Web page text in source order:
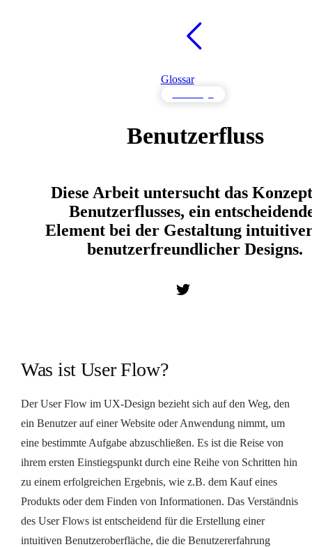
Glossar
Benutzerfluss
Diese Arbeit untersucht das
Benutzerflusses, ein
Element bei der Gestaltung
benutzerfreundlicher Designs.
Was ist User Flow?
Der User Flow im UX-Design bezieht sich auf den Weg, den
ein Benutzer auf einer Website oder Anwendung nimmt, um
eine bestimmte Aufgabe abzuschließen. Es ist die Reise von
ihrem ersten Einstiegspunkt durch eine Reihe von Schritten hin
zu einem erfolgreichen Ergebnis, wie z.B. dem Kauf eines
Produkts oder dem Finden von Informationen. Das Verständnis
des User Flows ist entscheidend für die Erstellung einer
intuitiven Benutzeroberfläche, die die Benutzererfahrung